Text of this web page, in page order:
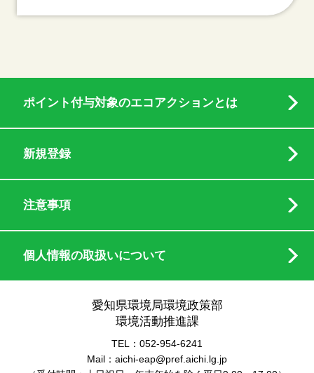
ポイント付与対象のエコアクションとは
新規登録
注意事項
個人情報の取扱いについて
愛知県環境局環境政策部
環境活動推進課
TEL：052-954-6241
Mail：aichi-eap@pref.aichi.lg.jp